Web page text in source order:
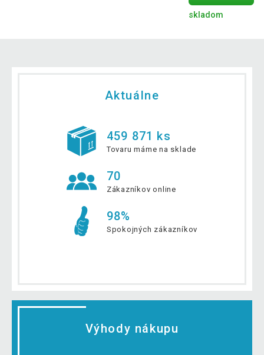
skladom
Aktuálne
459 871 ks
Tovaru máme na sklade
70
Zákazníkov online
98%
Spokojných zákazníkov
Výhody nákupu